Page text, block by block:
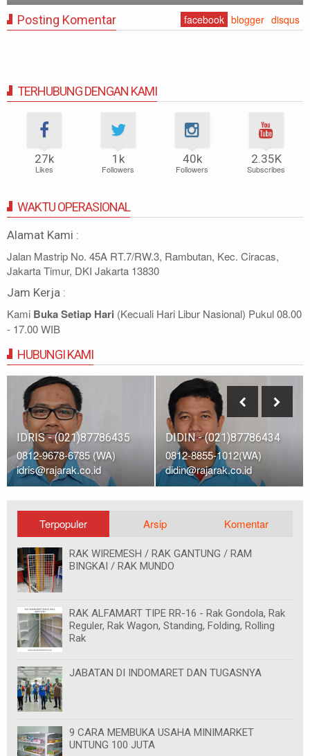
Posting Komentar facebook blogger disqus
TERHUBUNG DENGAN KAMI
27k
Likes
1k
Followers
40k
Followers
2.35K
Subscribes
WAKTU OPERASIONAL
Alamat Kami :
Jalan Mastrip No. 45A RT.7/RW.3, Rambutan, Kec. Ciracas,
Jakarta Timur, DKI Jakarta 13830
Jam Kerja :
Kami Buka Setiap Hari (Kecuali Hari Libur Nasional) Pukul 08.00
- 17.00 WIB
HUBUNGI KAMI
IDRIS - (021)87786435
0812-9678-6785 (WA)
idris@rajarak.co.id
DIDIN - (021)87786434
0812-8855-1012(WA)
didin@rajarak.co.id
Terpopuler Arsip Komentar
RAK WIREMESH / RAK GANTUNG / RAM
BINGKAI / RAK MUNDO
RAK ALFAMART TIPE RR-16 - Rak Gondola, Rak
Reguler, Rak Wagon, Standing, Folding, Rolling
Rak
JABATAN DI INDOMARET DAN TUGASNYA
9 CARA MEMBUKA USAHA MINIMARKET
UNTUNG 100 JUTA